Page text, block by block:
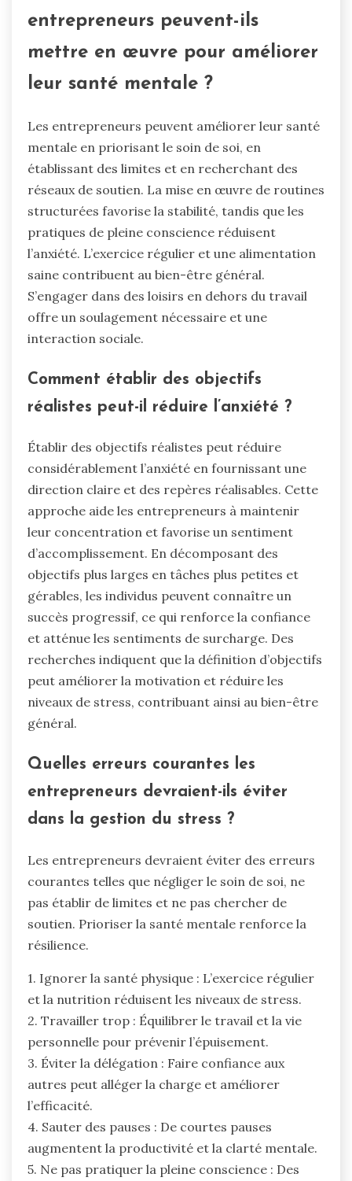
entrepreneurs peuvent-ils
mettre en œuvre pour améliorer
leur santé mentale ?
Les entrepreneurs peuvent améliorer leur santé
mentale en priorisant le soin de soi, en
établissant des limites et en recherchant des
réseaux de soutien. La mise en œuvre de routines
structurées favorise la stabilité, tandis que les
pratiques de pleine conscience réduisent
l’anxiété. L’exercice régulier et une alimentation
saine contribuent au bien-être général.
S’engager dans des loisirs en dehors du travail
offre un soulagement nécessaire et une
interaction sociale.
Comment établir des objectifs
réalistes peut-il réduire l’anxiété ?
Établir des objectifs réalistes peut réduire
considérablement l’anxiété en fournissant une
direction claire et des repères réalisables. Cette
approche aide les entrepreneurs à maintenir
leur concentration et favorise un sentiment
d’accomplissement. En décomposant des
objectifs plus larges en tâches plus petites et
gérables, les individus peuvent connaître un
succès progressif, ce qui renforce la confiance
et atténue les sentiments de surcharge. Des
recherches indiquent que la définition d’objectifs
peut améliorer la motivation et réduire les
niveaux de stress, contribuant ainsi au bien-être
général.
Quelles erreurs courantes les
entrepreneurs devraient-ils éviter
dans la gestion du stress ?
Les entrepreneurs devraient éviter des erreurs
courantes telles que négliger le soin de soi, ne
pas établir de limites et ne pas chercher de
soutien. Prioriser la santé mentale renforce la
résilience.
1. Ignorer la santé physique : L’exercice régulier
et la nutrition réduisent les niveaux de stress.
2. Travailler trop : Équilibrer le travail et la vie
personnelle pour prévenir l’épuisement.
3. Éviter la délégation : Faire confiance aux
autres peut alléger la charge et améliorer
l’efficacité.
4. Sauter des pauses : De courtes pauses
augmentent la productivité et la clarté mentale.
5. Ne pas pratiquer la pleine conscience : Des